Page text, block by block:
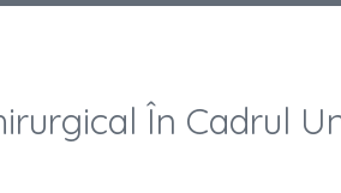
În Cadrul